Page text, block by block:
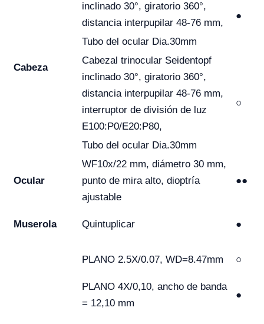
Cabeza
inclinado 30°, giratorio 360°,
distancia interpupilar 48-76 mm,
●
Tubo del ocular Dia.30mm
Cabezal trinocular Seidentopf
inclinado 30°, giratorio 360°,
distancia interpupilar 48-76 mm,
interruptor de división de luz
E100:P0/E20:P80,
○
Tubo del ocular Dia.30mm
Ocular
WF10x/22 mm, diámetro 30 mm,
punto de mira alto, dioptría
ajustable
●●
Muserola Quintuplicar ●
PLANO 2.5X/0.07, WD=8.47mm ○
PLANO 4X/0,10, ancho de banda
= 12,10 mm
●